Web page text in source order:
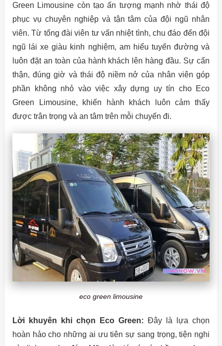
Green Limousine còn tạo ấn tượng mạnh nhờ thái độ
phục vụ chuyên nghiệp và tận tâm của đội ngũ nhân
viên. Từ tổng đài viên tư vấn nhiệt tình, chu đáo đến đội
ngũ lái xe giàu kinh nghiệm, am hiểu tuyến đường và
luôn đặt an toàn của hành khách lên hàng đầu. Sự cẩn
thận, đúng giờ và thái độ niềm nở của nhân viên góp
phần không nhỏ vào việc xây dựng uy tín cho Eco
Green Limousine, khiến hành khách luôn cảm thấy
được trân trọng và an tâm trên mỗi chuyến đi.
eco green limousine
Lời khuyên khi chọn Eco Green: Đây là lựa chọn
hoàn hảo cho những ai ưu tiên sự sang trọng, tiện nghi